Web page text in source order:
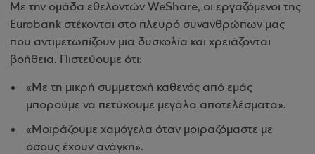
Με την ομάδα εθελοντών WeShare, οι εργαζόμενοι της
Eurobank στέκονται στο πλευρό συνανθρώπων μας
που αντιμετωπίζουν μια δυσκολία και χρειάζονται
βοήθεια. Πιστεύουμε ότι:
«Με τη μικρή συμμετοχή καθενός από εμάς
μπορούμε να πετύχουμε μεγάλα αποτελέσματα».
«Μοιράζουμε χαμόγελα όταν μοιραζόμαστε με
όσους έχουν ανάγκη».